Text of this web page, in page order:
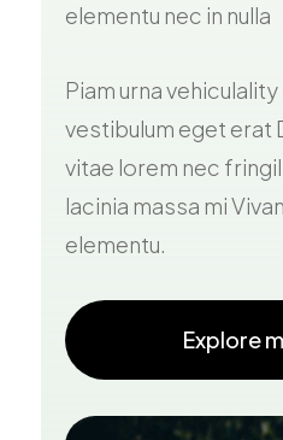
elementu nec in nulla
Piam urna
vestibulum eget
vitae lorem nec
lacinia massa mi
elementu.
Explore